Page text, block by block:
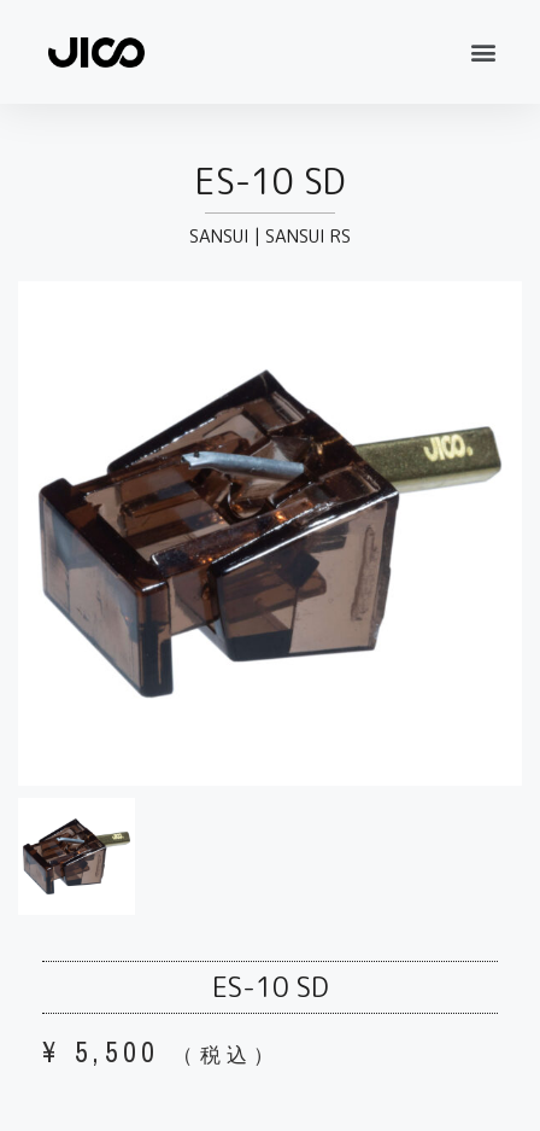
ES-10 SD
SANSUI | SANSUI RS
ES-10 SD
¥ 5,500 （税込）